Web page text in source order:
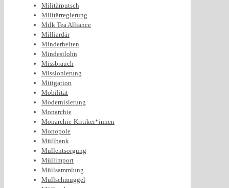
Militärputsch
Militärregierung
Milk Tea Alliance
Milliardär
Minderheiten
Mindestlohn
Missbrauch
Missionierung
Mitigation
Mobilität
Modernisierung
Monarchie
Monarchie-Kritiker*innen
Monopole
Müllbank
Müllentsorgung
Müllimport
Müllsammlung
Müllschmuggel